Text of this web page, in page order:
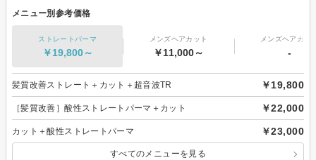
メニュー別参考価格
ストレートパーマ
￥19,800～
メンズヘアカット
￥11,000～
メンズヘアカラ
-
髪質改善ストレート＋カット＋超音波TR ￥19,800
［髪質改善］酸性ストレートパーマ＋カット ￥22,000
カット＋酸性ストレートパーマ ￥23,000
すべてのメニューを見る